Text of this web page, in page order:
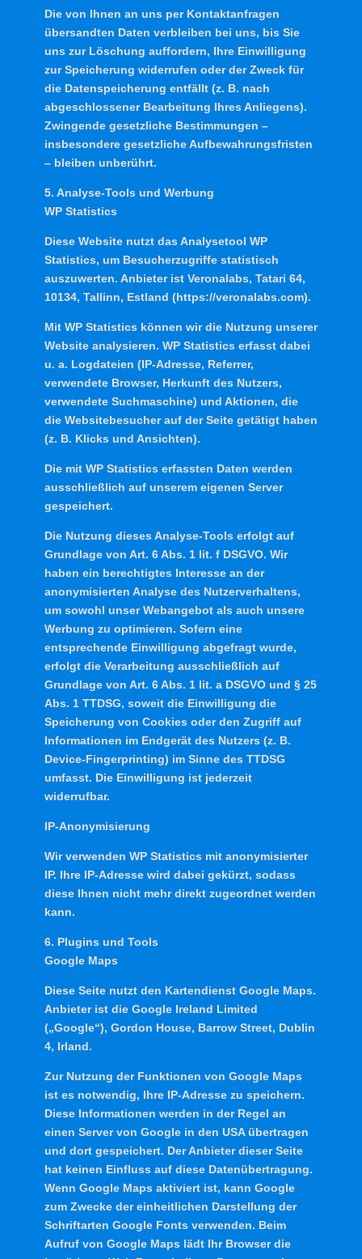
Die von Ihnen an uns per Kontaktanfragen
übersandten Daten verbleiben bei uns, bis Sie
uns zur Löschung auffordern, Ihre Einwilligung
zur Speicherung widerrufen oder der Zweck für
die Datenspeicherung entfällt (z. B. nach
abgeschlossener Bearbeitung Ihres Anliegens).
Zwingende gesetzliche Bestimmungen –
insbesondere gesetzliche Aufbewahrungsfristen
– bleiben unberührt.
5. Analyse-Tools und Werbung
WP Statistics
Diese Website nutzt das Analysetool WP
Statistics, um Besucherzugriffe statistisch
auszuwerten. Anbieter ist Veronalabs, Tatari 64,
10134, Tallinn, Estland (https://veronalabs.com).
Mit WP Statistics können wir die Nutzung unserer
Website analysieren. WP Statistics erfasst dabei
u. a. Logdateien (IP-Adresse, Referrer,
verwendete Browser, Herkunft des Nutzers,
verwendete Suchmaschine) und Aktionen, die
die Websitebesucher auf der Seite getätigt haben
(z. B. Klicks und Ansichten).
Die mit WP Statistics erfassten Daten werden
ausschließlich auf unserem eigenen Server
gespeichert.
Die Nutzung dieses Analyse-Tools erfolgt auf
Grundlage von Art. 6 Abs. 1 lit. f DSGVO. Wir
haben ein berechtigtes Interesse an der
anonymisierten Analyse des Nutzerverhaltens,
um sowohl unser Webangebot als auch unsere
Werbung zu optimieren. Sofern eine
entsprechende Einwilligung abgefragt wurde,
erfolgt die Verarbeitung ausschließlich auf
Grundlage von Art. 6 Abs. 1 lit. a DSGVO und § 25
Abs. 1 TTDSG, soweit die Einwilligung die
Speicherung von Cookies oder den Zugriff auf
Informationen im Endgerät des Nutzers (z. B.
Device-Fingerprinting) im Sinne des TTDSG
umfasst. Die Einwilligung ist jederzeit
widerrufbar.
IP-Anonymisierung
Wir verwenden WP Statistics mit anonymisierter
IP. Ihre IP-Adresse wird dabei gekürzt, sodass
diese Ihnen nicht mehr direkt zugeordnet werden
kann.
6. Plugins und Tools
Google Maps
Diese Seite nutzt den Kartendienst Google Maps.
Anbieter ist die Google Ireland Limited
(„Google“), Gordon House, Barrow Street, Dublin
4, Irland.
Zur Nutzung der Funktionen von Google Maps
ist es notwendig, Ihre IP-Adresse zu speichern.
Diese Informationen werden in der Regel an
einen Server von Google in den USA übertragen
und dort gespeichert. Der Anbieter dieser Seite
hat keinen Einfluss auf diese Datenübertragung.
Wenn Google Maps aktiviert ist, kann Google
zum Zwecke der einheitlichen Darstellung der
Schriftarten Google Fonts verwenden. Beim
Aufruf von Google Maps lädt Ihr Browser die